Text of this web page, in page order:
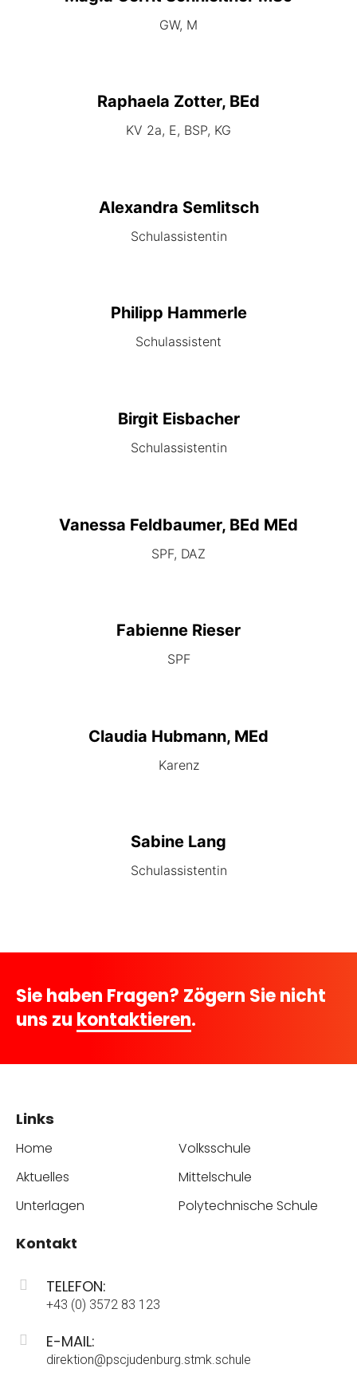
GW, M
Raphaela Zotter, BEd
KV 2a, E, BSP, KG
Alexandra Semlitsch
Schulassistentin
Philipp Hammerle
Schulassistent
Birgit Eisbacher
Schulassistentin
Vanessa Feldbaumer, BEd MEd
SPF, DAZ
Fabienne Rieser
SPF
Claudia Hubmann, MEd
Karenz
Sabine Lang
Schulassistentin
Sie haben Fragen? Zögern Sie nicht
uns zu kontaktieren.
Links
Home
Volksschule
Aktuelles
Mittelschule
Unterlagen
Polytechnische Schule
Kontakt
TELEFON:
+43 (0) 3572 83 123
E-MAIL:
direktion@pscjudenburg.stmk.schule